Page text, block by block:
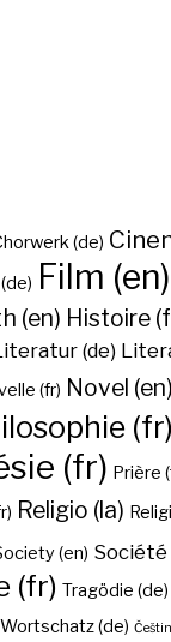
(de)
Film (en)
(en) Histoire
(de)
(fr) Novel (en)
(fr)
(fr) Prière
Religio (la)
(en) Société
(fr) Tragödie (de)
Wortschatz (de)